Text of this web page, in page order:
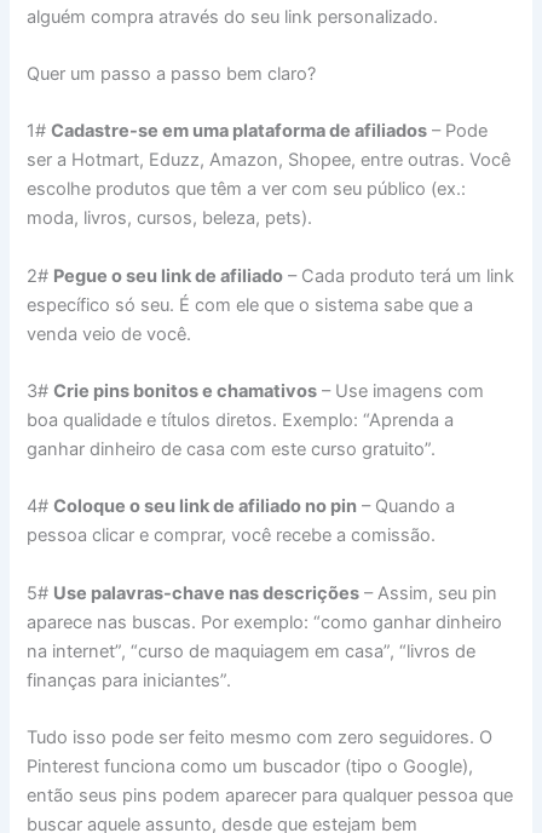
alguém compra através do seu link personalizado.
Quer um passo a passo bem claro?
1#Cadastre-se em uma plataforma de afiliados – Pode
ser a Hotmart, Eduzz, Amazon, Shopee, entre outras. Você
escolhe produtos que têm a ver com seu público (ex.:
moda, livros, cursos, beleza, pets).
2# Pegue o seu link de afiliado – Cada produto terá um link
específico só seu. É com ele que o sistema sabe que a
venda veio de você.
3#Crie pins bonitos e chamativos – Use imagens com
boa qualidade e títulos diretos. Exemplo: “Aprenda a
ganhar dinheiro de casa com este curso gratuito”.
4#Coloque o seu link de afiliado no pin – Quando a
pessoa clicar e comprar, você recebe a comissão.
5# Use palavras-chave nas descrições – Assim, seu pin
aparece nas buscas. Por exemplo: “como ganhar dinheiro
na internet”, “curso de maquiagem em casa”, “livros de
finanças para iniciantes”.
Tudo isso pode ser feito mesmo com zero seguidores. O
Pinterest funciona como um buscador (tipo o Google),
então seus pins podem aparecer para qualquer pessoa que
buscar aquele assunto, desde que estejam bem